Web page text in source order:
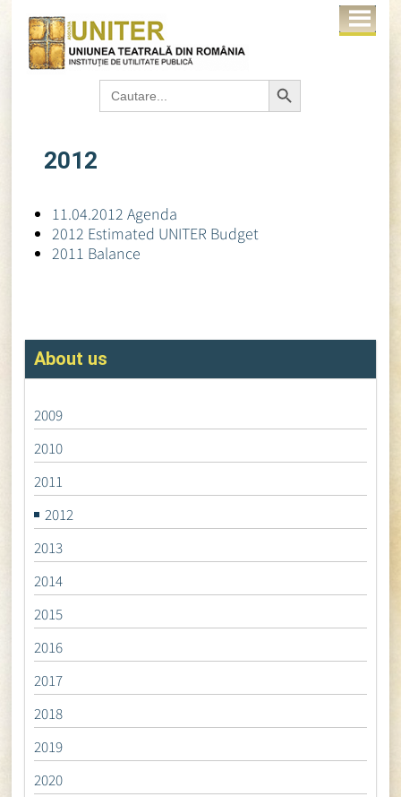
Search
for:
Search Button
2012
11.04.2012 Agenda
2012 Estimated UNITER Budget
2011 Balance
About us
2009
2010
2011
2012
2013
2014
2015
2016
2017
2018
2019
2020